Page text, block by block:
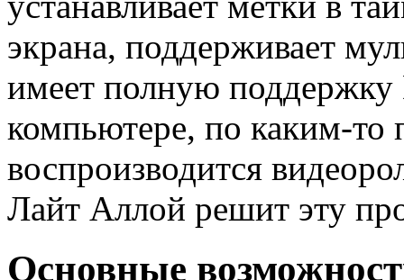
экрана, поддерживает
имеет полную
компьютере, по каким-то
воспроизводится
Лайт Аллой решит эту
Основные